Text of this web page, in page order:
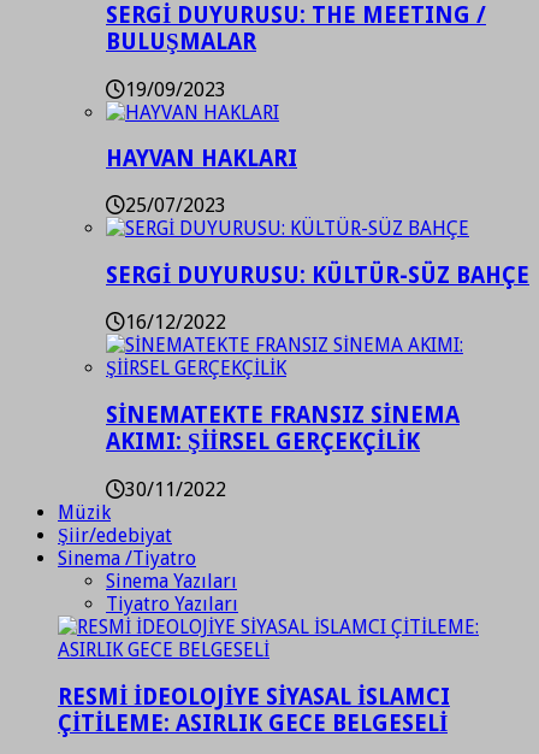
SERGİ DUYURUSU: THE MEETING /
BULUŞMALAR
19/09/2023
HAYVAN HAKLARI
25/07/2023
SERGİ DUYURUSU: KÜLTÜR-SÜZ BAHÇE
16/12/2022
SİNEMATEKTE FRANSIZ SİNEMA
AKIMI: ŞİİRSEL GERÇEKÇİLİK
30/11/2022
Müzik
Şiir/edebiyat
Sinema /Tiyatro
Sinema Yazıları
Tiyatro Yazıları
RESMİ İDEOLOJİYE SİYASAL İSLAMCI
ÇİTİLEME: ASIRLIK GECE BELGESELİ